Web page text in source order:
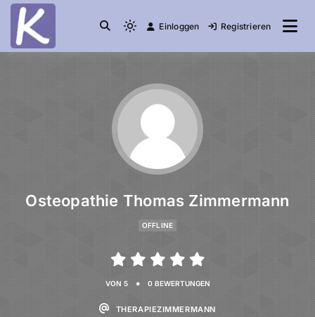
die Community Einloggen Registrieren
Osteopathie Thomas Zimmermann
OFFLINE
VON 5 • 0 BEWERTUNGEN
THERAPIEZIMMERMANN